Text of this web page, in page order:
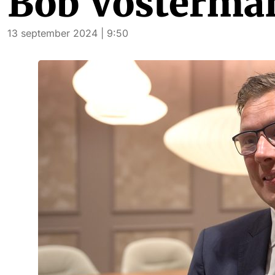
13 september 2024 | 9:50